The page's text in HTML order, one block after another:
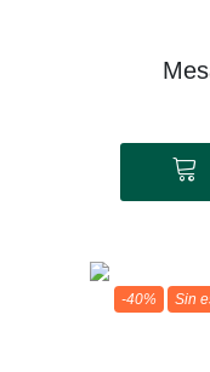
-40% Sin